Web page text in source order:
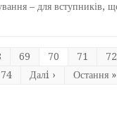
– для вступників,
69 70 71
72
74 Далi › Остання »